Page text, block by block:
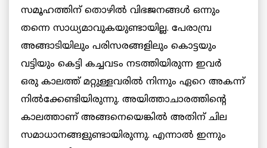
സമൂഹത്തിന് തൊഴില്‍ വിഭജനങ്ങള്‍ ഒന്നും
തന്നെ സാധ്യമാവുകയുണ്ടായില്ല. പേരാമ്പ്ര
അങ്ങാടിയിലും പരിസരങ്ങളിലും കൊട്ടയും
വട്ടിയും കെട്ടി കച്ചവടം നടത്തിയിരുന്ന ഇവര്‍
ഒരു കാലത്ത് മറ്റുള്ളവരില്‍ നിന്നും ഏറെ അകന്ന്
നില്‍ക്കേണ്ടിയിരുന്നു. അയിത്താചാരത്തിന്റെ
കാലത്താണ് അങ്ങനെയെങ്കില്‍ അതിന് ചില
സമാധാനങ്ങളുണ്ടായിരുന്നു. എന്നാല്‍ ഇന്നും